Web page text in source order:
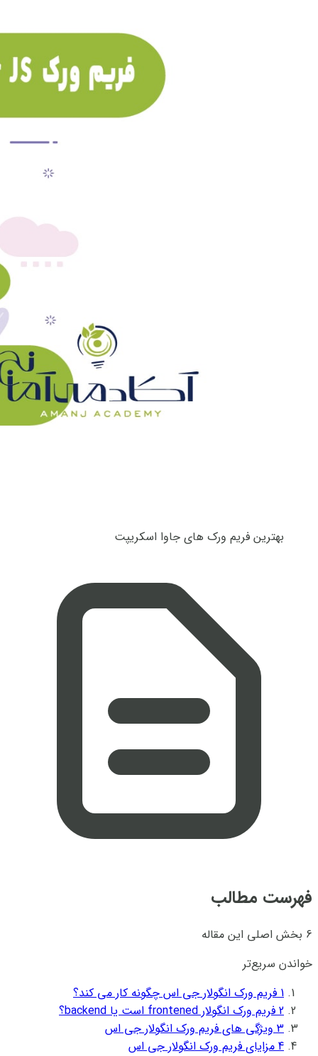
بهترین فریم ورک های جاوا اسکریپت
فهرست مطالب
6 بخش اصلی این مقاله
خواندن سریع‌تر
1 فریم ورک انگولار جی اس چگونه کار می کند؟
2 فریم ورک انگولار frontened است یا backend؟
3 ویژگی های فریم ورک انگولار جی اس
4 مزایای فریم ورک انگولار جی اس